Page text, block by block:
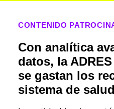
CONTENIDO
Con analítica
datos, la
se gastan los
sistema de salud